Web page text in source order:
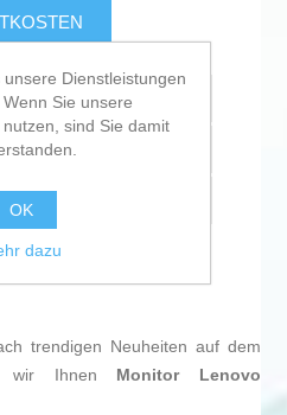
zugefügt
trendigen Neuheiten auf dem
wir Ihnen Monitor Lenovo
Dienstleistungen
Sie unsere
sind Sie damit
OK
dazu